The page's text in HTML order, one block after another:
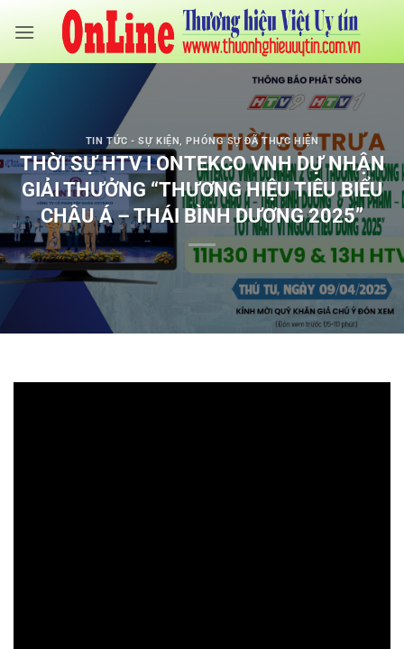
qua
dung
TIN TỨC - SỰ KIỆN,PHÓNG SỰ ĐÃ THỰC HIỆN
THỜI SỰ HTV I ONTEKCO VNH DỰ NHẬN
GIẢI THƯỞNG “THƯƠNG HIỆU TIÊU BIỂU
CHÂU Á – THÁI BÌNH DƯƠNG 2025”